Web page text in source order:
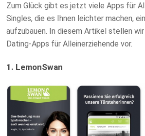
Zum Glück gibt es jetzt viele Apps für
Singles, die es Ihnen leichter machen,
aufzubauen. In diesem Artikel stellen
Dating-Apps für Alleinerziehende vor.
1. LemonSwan